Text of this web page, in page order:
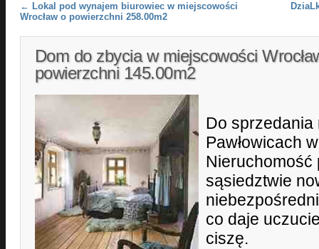
Post navigation
← Lokal pod wynajem biurowiec w miejscowości
Wrocław o powierzchni 258.00m2
Dom do zbycia w miejscowości
powierzchni 145.00m2
Do sprzedania
Pawłowicach
Nieruchomość
sąsiedztwie
co daje
ciszę.